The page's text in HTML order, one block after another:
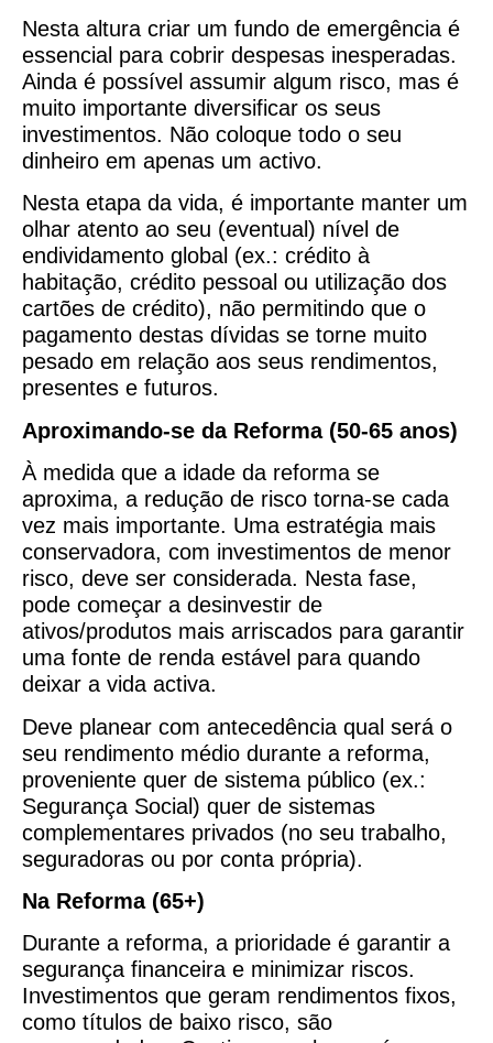
Nesta altura criar um fundo de emergência é
essencial para cobrir despesas inesperadas.
Ainda é possível assumir algum risco, mas é
muito importante diversificar os seus
investimentos. Não coloque todo o seu
dinheiro em apenas um activo.
Nesta etapa da vida, é importante manter um
olhar atento ao seu (eventual) nível de
endividamento global (ex.: crédito à
habitação, crédito pessoal ou utilização dos
cartões de crédito), não permitindo que o
pagamento destas dívidas se torne muito
pesado em relação aos seus rendimentos,
presentes e futuros.
Aproximando-se da Reforma (50-65 anos)
À medida que a idade da reforma se
aproxima, a redução de risco torna-se cada
vez mais importante. Uma estratégia mais
conservadora, com investimentos de menor
risco, deve ser considerada. Nesta fase,
pode começar a desinvestir de
ativos/produtos mais arriscados para garantir
uma fonte de renda estável para quando
deixar a vida activa.
Deve planear com antecedência qual será o
seu rendimento médio durante a reforma,
proveniente quer de sistema público (ex.:
Segurança Social) quer de sistemas
complementares privados (no seu trabalho,
seguradoras ou por conta própria).
Na Reforma (65+)
Durante a reforma, a prioridade é garantir a
segurança financeira e minimizar riscos.
Investimentos que geram rendimentos fixos,
como títulos de baixo risco, são